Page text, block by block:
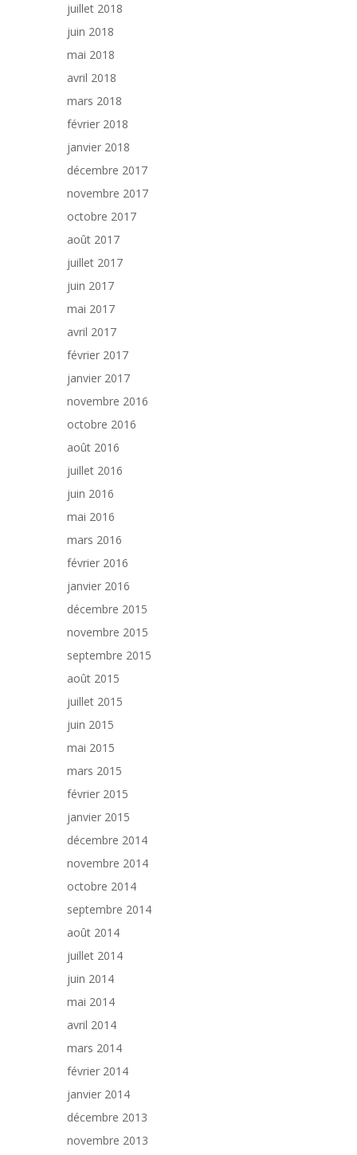
juillet 2018
juin 2018
mai 2018
avril 2018
mars 2018
février 2018
janvier 2018
décembre 2017
novembre 2017
octobre 2017
août 2017
juillet 2017
juin 2017
mai 2017
avril 2017
février 2017
janvier 2017
novembre 2016
octobre 2016
août 2016
juillet 2016
juin 2016
mai 2016
mars 2016
février 2016
janvier 2016
décembre 2015
novembre 2015
septembre 2015
août 2015
juillet 2015
juin 2015
mai 2015
mars 2015
février 2015
janvier 2015
décembre 2014
novembre 2014
octobre 2014
septembre 2014
août 2014
juillet 2014
juin 2014
mai 2014
avril 2014
mars 2014
février 2014
janvier 2014
décembre 2013
novembre 2013